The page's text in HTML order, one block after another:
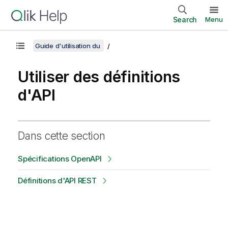
Search Menu
Guide d'utilisation du
Utiliser des définitions
d'API
Dans cette section
Spécifications OpenAPI
Définitions d'API REST